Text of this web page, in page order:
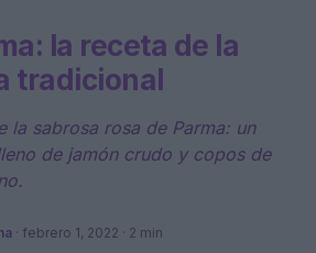
la receta de la
tradicional
la sabrosa rosa de Parma: un
de jamón crudo y copos de
· febrero 1, 2022 · 2 min